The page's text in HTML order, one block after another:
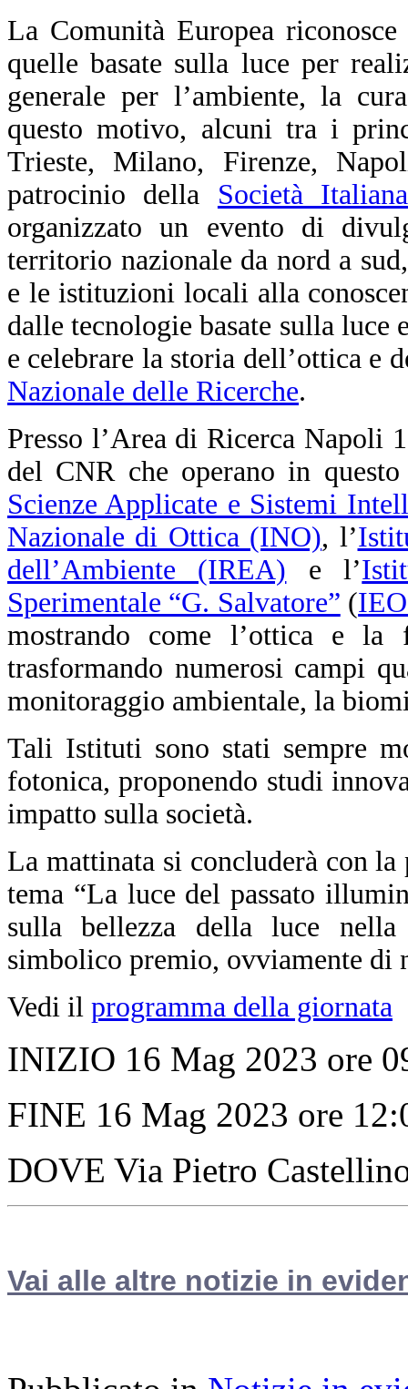
La Comunità Europea
quelle basate sulla luce per
generale per l’ambiente, la
questo motivo, alcuni tra i
Trieste, Milano, Firenze,
patrocinio della Società
organizzato un evento di
territorio nazionale da nord a
e le istituzioni locali alla
dalle tecnologie basate sulla
e celebrare la storia dell’ottica e
Nazionale delle Ricerche.
Presso l’Area di Ricerca
del CNR che operano in
Scienze Applicate e Sistemi
Nazionale di Ottica (INO), l’
dell’Ambiente (IREA) e l’
Sperimentale “G. Salvatore” (
mostrando come l’ottica e la
trasformando numerosi campi
monitoraggio ambientale, la
Tali Istituti sono stati sempre
fotonica, proponendo studi
impatto sulla società.
La mattinata si concluderà con
tema “La luce del passato
sulla bellezza della luce nella
simbolico premio, ovviamente di
Vedi il programma della giornata
INIZIO 16 Mag 2023 ore
FINE 16 Mag 2023 ore
DOVE Via Pietro
Vai alle altre notizie in